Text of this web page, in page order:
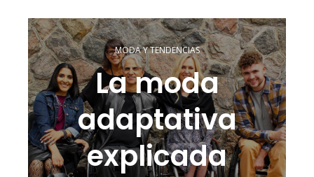
MODA Y TENDENCIAS
La moda
adaptativa
explicada